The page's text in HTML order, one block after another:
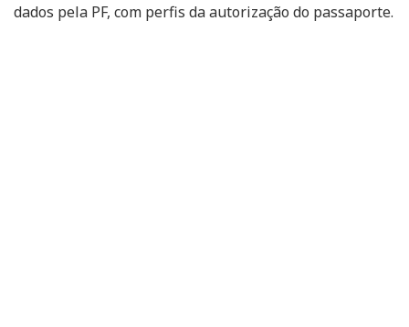
dados pela PF, com perfis da autorização do passaporte.